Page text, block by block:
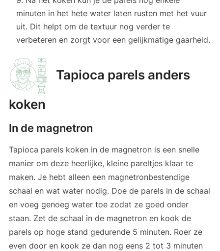
minuten in het hete water laten rusten met het vuur
uit. Dit helpt om de textuur nog verder te
verbeteren en zorgt voor een gelijkmatige gaarheid.
Tapioca parels anders
koken
In de magnetron
Tapioca parels koken in de magnetron is een snelle
manier om deze heerlijke, kleine pareltjes klaar te
maken. Je hebt alleen een magnetronbestendige
schaal en wat water nodig. Doe de parels in de schaal
en voeg genoeg water toe zodat ze goed onder
staan. Zet de schaal in de magnetron en kook de
parels op hoge stand gedurende 5 minuten. Roer ze
even door en kook ze dan nog eens 2 tot 3 minuten